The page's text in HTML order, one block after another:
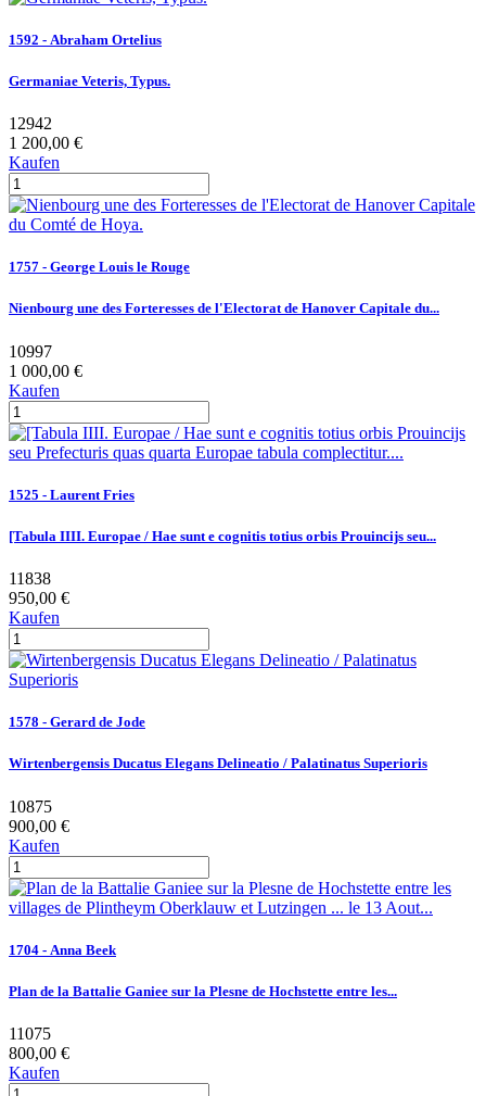
1592 - Abraham Ortelius
Germaniae Veteris, Typus.
12942
1 200,00 €
Kaufen
1757 - George Louis le Rouge
Nienbourg une des Forteresses de l'Electorat de Hanover Capitale du...
10997
1 000,00 €
Kaufen
1525 - Laurent Fries
[Tabula IIII. Europae / Hae sunt e cognitis totius orbis Prouincijs seu...
11838
950,00 €
Kaufen
1578 - Gerard de Jode
Wirtenbergensis Ducatus Elegans Delineatio / Palatinatus Superioris
10875
900,00 €
Kaufen
1704 - Anna Beek
Plan de la Battalie Ganiee sur la Plesne de Hochstette entre les...
11075
800,00 €
Kaufen